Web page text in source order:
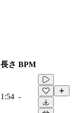
長さ BPM
1:54 -